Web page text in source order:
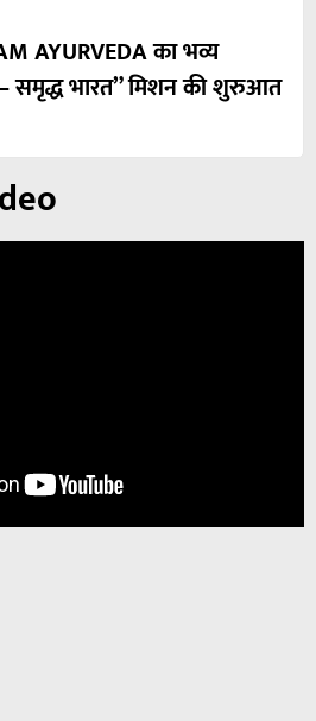
AYURVEDA का भव्य
समृद्ध भारत” मिशन की शुरुआत